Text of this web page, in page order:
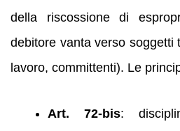
della riscossione di
debitore vanta verso soggetti
lavoro, committenti). Le
Art. 72-bis: